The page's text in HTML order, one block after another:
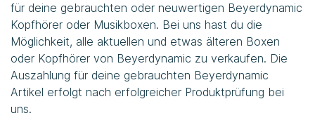
für deine gebrauchten oder neuwertigen Beyerdynamic
Kopfhörer oder Musikboxen. Bei uns hast du die
Möglichkeit, alle aktuellen und etwas älteren Boxen
oder Kopfhörer von Beyerdynamic zu verkaufen. Die
Auszahlung für deine gebrauchten Beyerdynamic
Artikel erfolgt nach erfolgreicher Produktprüfung bei
uns.